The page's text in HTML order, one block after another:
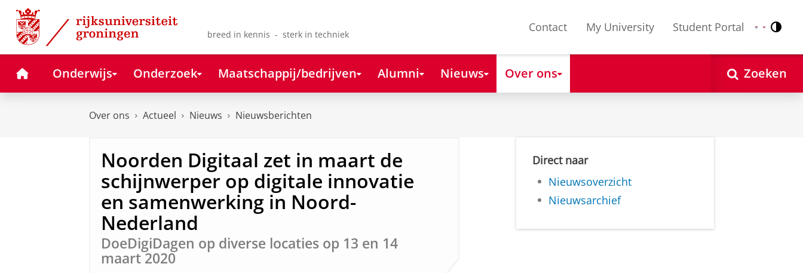
Skip
Content
Skip
Navigation
breed in kennis - sterk in techniek
Contact My University Student Portal Nederlands
English
HomeOnderwijs Onderzoek Maatschappij/bedrijven Alumni Nieuws Over ons Zoeken
Over ons Actueel Nieuws Nieuwsberichten
Noorden Digitaal zet in maart de
schijnwerper op digitale innovatie
en samenwerking in Noord-
Nederland
DoeDigiDagen op diverse locaties op 13 en 14
maart 2020
Direct naar
Nieuwsoverzicht
Nieuwsarchief